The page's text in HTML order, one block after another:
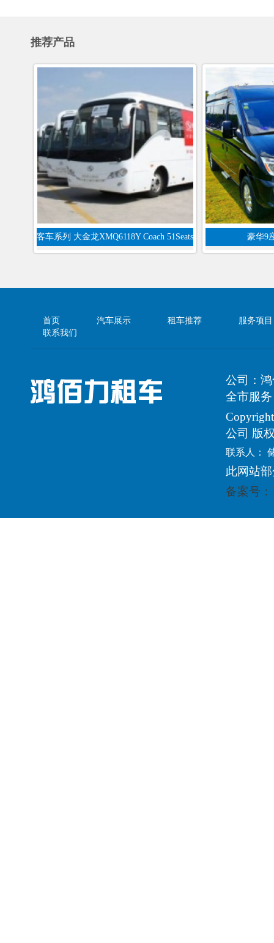
推荐产品
客车系列 大金龙XMQ6118Y Coach 51Seats 豪华9
首页 汽车展示 租车推荐
服务项目
联系我们
公司：
全市服务
公司 版
联系人：
此网站
备案号：